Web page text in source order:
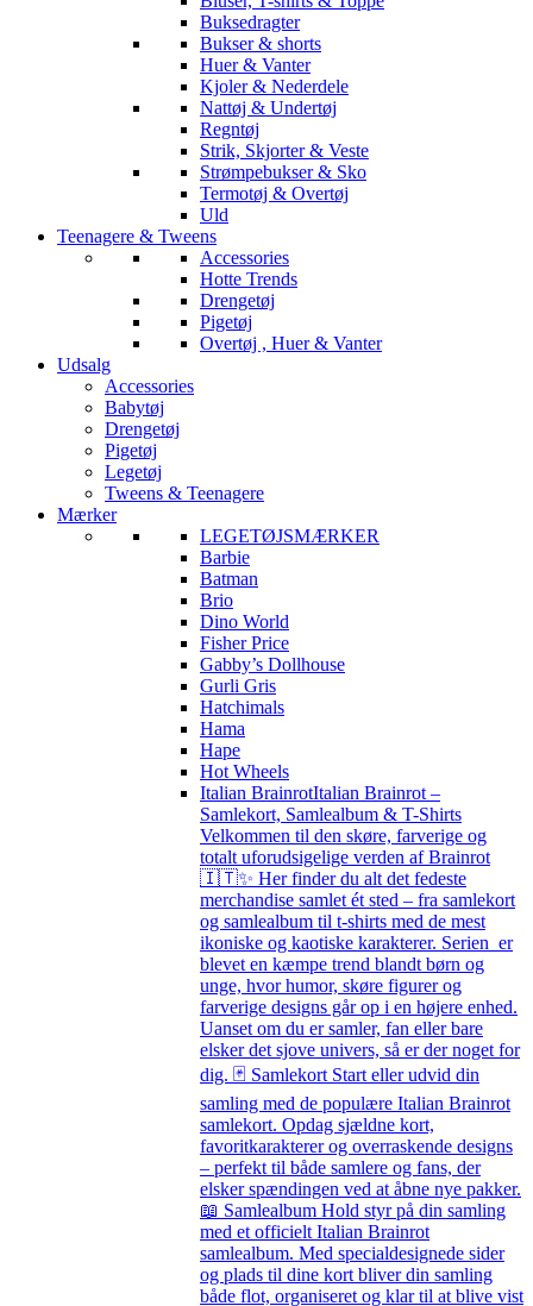
Buksedragter
Bukser & shorts
Huer & Vanter
Kjoler & Nederdele
Nattøj & Undertøj
Regntøj
Strik, Skjorter & Veste
Strømpebukser & Sko
Termotøj & Overtøj
Uld
Teenagere & Tweens
Accessories
Hotte Trends
Drengetøj
Pigetøj
Overtøj , Huer & Vanter
Udsalg
Accessories
Babytøj
Drengetøj
Pigetøj
Legetøj
Tweens & Teenagere
Mærker
LEGETØJSMÆRKER
Barbie
Batman
Brio
Dino World
Fisher Price
Gabby’s Dollhouse
Gurli Gris
Hatchimals
Hama
Hape
Hot Wheels
Italian BrainrotItalian Brainrot –
Samlekort, Samlealbum & T-Shirts
Velkommen til den skøre, farverige og
totalt uforudsigelige verden af Brainrot
🇮🇹✨ Her finder du alt det fedeste
merchandise samlet ét sted – fra samlekort
og samlealbum til t-shirts med de mest
ikoniske og kaotiske karakterer. Serien er
blevet en kæmpe trend blandt børn og
unge, hvor humor, skøre figurer og
farverige designs går op i en højere enhed.
Uanset om du er samler, fan eller bare
elsker det sjove univers, så er der noget for
dig. 🃏 Samlekort Start eller udvid din
samling med de populære Italian Brainrot
samlekort. Opdag sjældne kort,
favoritkarakterer og overraskende designs
– perfekt til både samlere og fans, der
elsker spændingen ved at åbne nye pakker.
📖 Samlealbum Hold styr på din samling
med et officielt Italian Brainrot
samlealbum. Med specialdesignede sider
og plads til dine kort bliver din samling
både flot, organiseret og klar til at blive vist